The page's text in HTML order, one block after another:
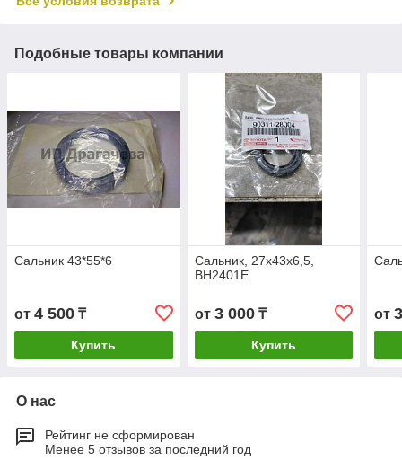
Подобные товары компании
Сальник 43*55*6
от 4 500 ₸
Купить
Сальник, 27х43х6,5,
BH2401E
от 3 000₸
Купить
от
О нас
Рейтинг не сформирован
Менее 5 отзывов за последний год